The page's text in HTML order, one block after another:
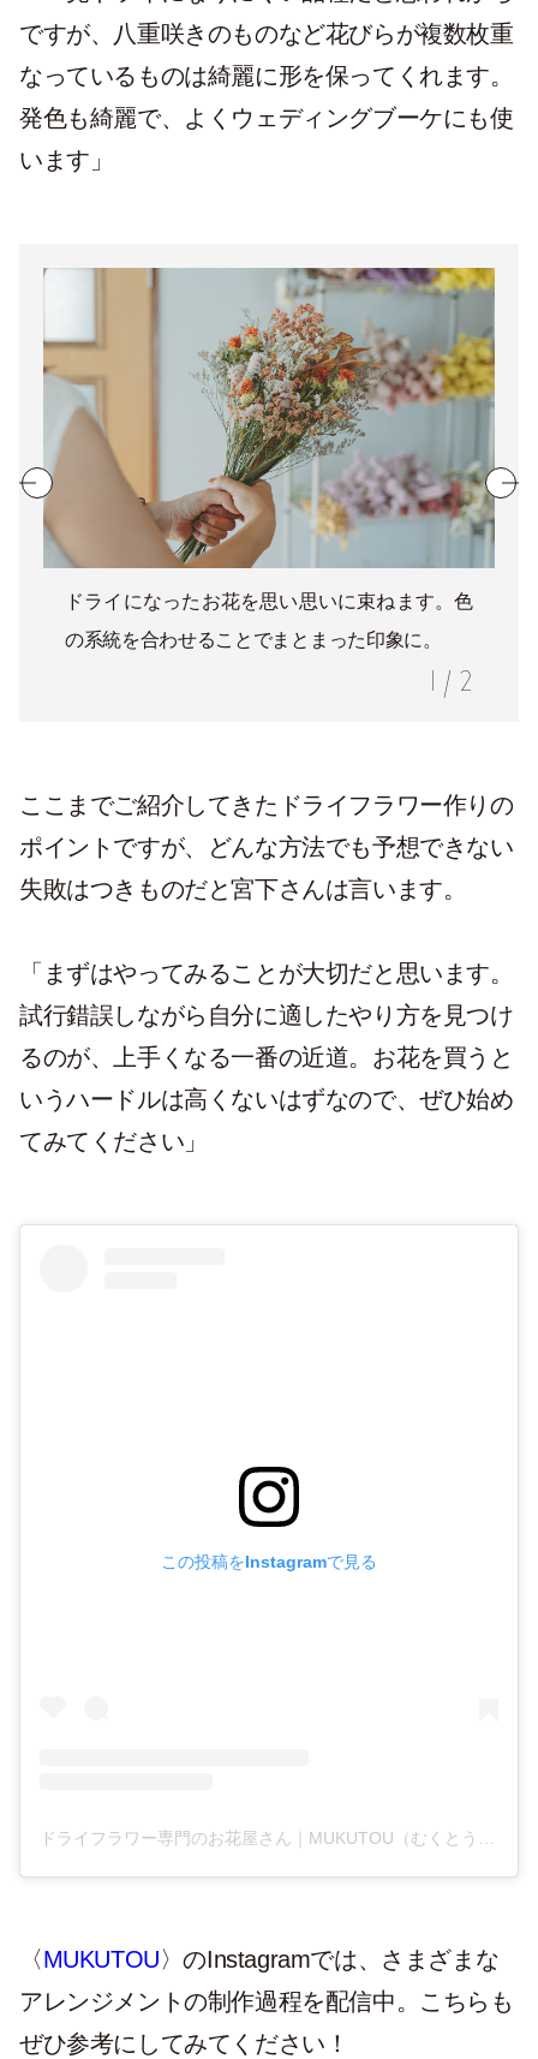
ですが、八重咲きのものなど花びらが複数枚重
なっているものは綺麗に形を保ってくれます。
発色も綺麗で、よくウェディングブーケにも使
います」
ドライになったお花を思い思いに束ねます。色
の系統を合わせることでまとまった印象に。
1 / 2
ここまでご紹介してきたドライフラワー作りの
ポイントですが、どんな方法でも予想できない
失敗はつきものだと宮下さんは言います。
「まずはやってみることが大切だと思います。
試行錯誤しながら自分に適したやり方を見つけ
るのが、上手くなる一番の近道。お花を買うと
いうハードルは高くないはずなので、ぜひ始め
てみてください」
この投稿をInstagramで見る
ドライフラワー専門のお花屋さん｜MUKUTOU（むくとう）(@mukutou)がシェアした投稿
〈MUKUTOU〉のInstagramでは、さまざまな
アレンジメントの制作過程を配信中。こちらも
ぜひ参考にしてみてください！